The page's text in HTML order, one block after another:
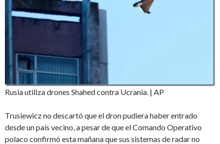
Rusia utiliza drones Shahed contra Ucrania. | AP
Trusiewicz no descartó que el dron pudiera haber entrado
desde un país vecino, a pesar de que el Comando Operativo
polaco confirmó esta mañana que sus sistemas de radar no